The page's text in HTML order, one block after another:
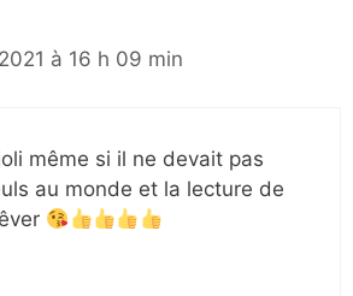
à 16 h 09 min
même si il ne devait pas
au monde et la lecture de